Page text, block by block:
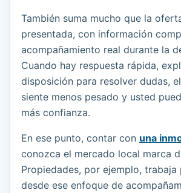
También suma mucho que la
presentada, con información
acompañamiento real durante la
Cuando hay respuesta rápida,
disposición para resolver dudas,
siente menos pesado y usted
más confianza.
En ese punto, contar con una
conozca el mercado local marca
Propiedades, por ejemplo, trabaja
desde ese enfoque de